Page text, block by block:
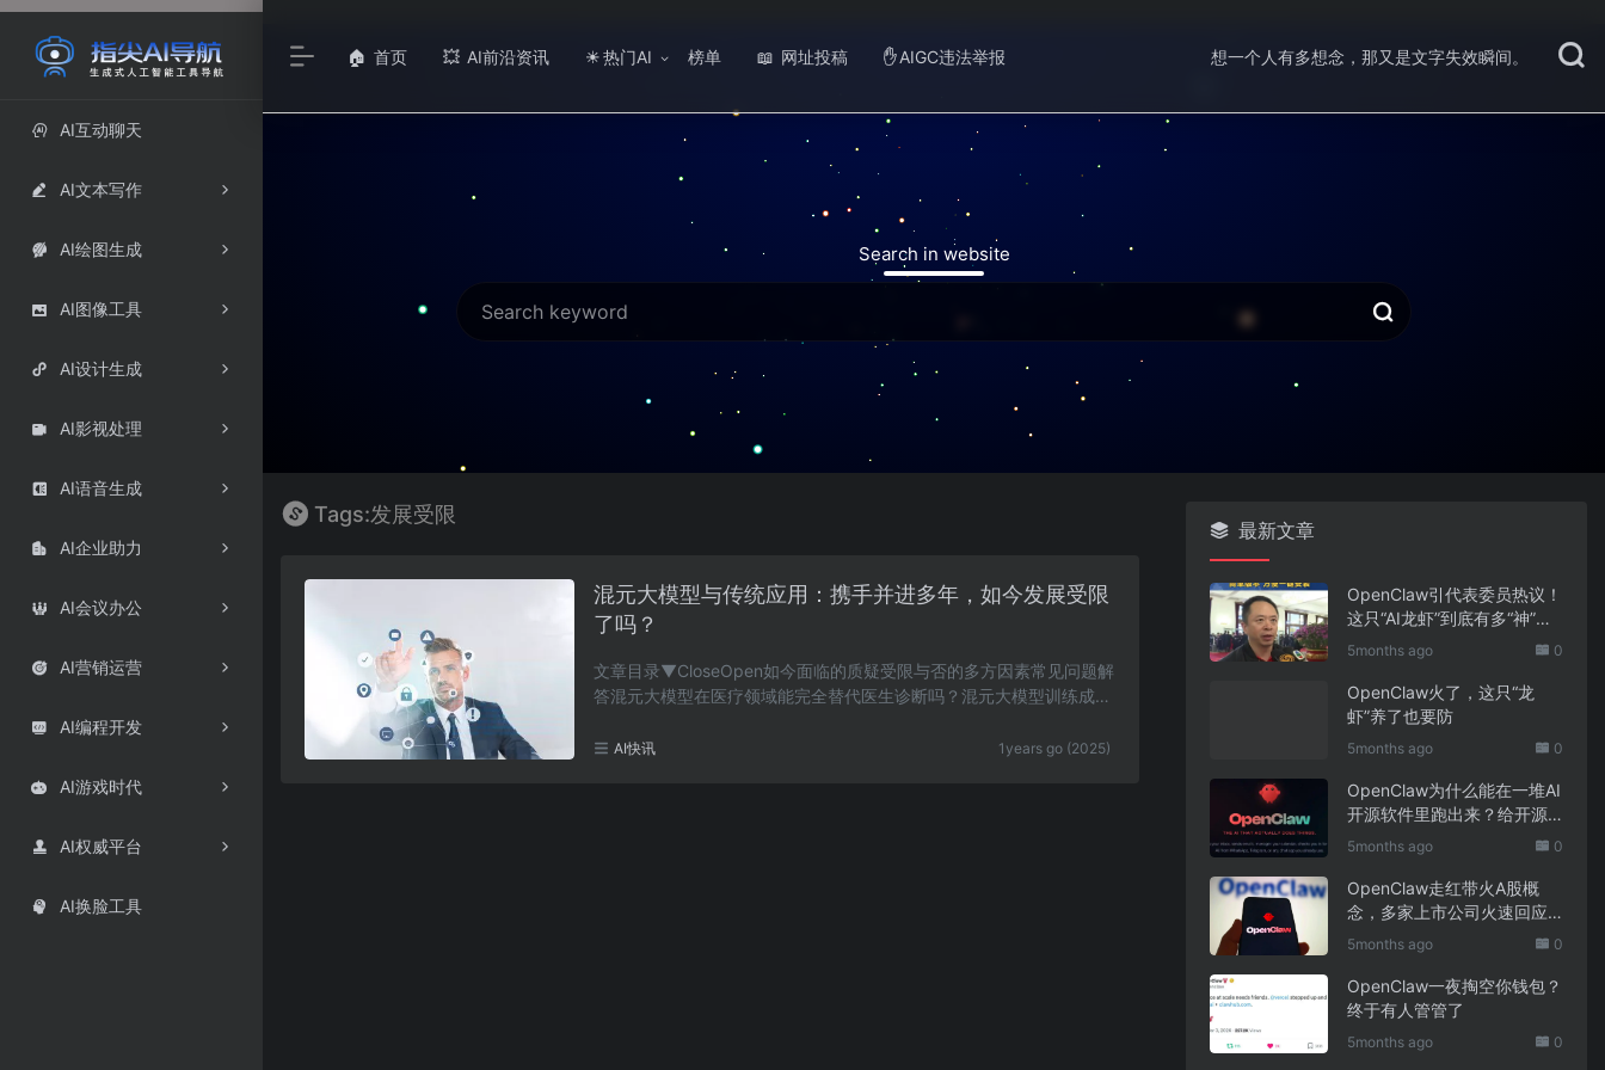
 AI互动聊天
 AI文本写作
 AI绘图生成
 AI图像工具
 AI设计生成
 AI影视处理
 AI语音生成
 AI企业助力
 AI会议办公
 AI营销运营
 AI编程开发
 AI游戏时代
 AI权威平台
 AI换脸工具
🏠 首页 💥 AI前沿资讯 ☀ 热门AI 榜单 📖 网址投稿 ✋ AIGC违法举报 想一个人有多想念，那又是文字失效瞬间。
Search in website
Tags:发展受限
混元大模型与传统应用：携手并进多年，如今发展受限
了吗？
文章目录▼CloseOpen如今面临的质疑受限与否的多方因素常见问题解
答混元大模型在医疗领域能完全替代医生诊断吗？混元大模型训练成本
AI快讯 1years go (2025)
最新文章
OpenClaw引代表委员热议！
这只“AI龙虾”到底有多“神”？
｜科技观察
5months ago 0
OpenClaw火了，这只“龙
虾”养了也要防
5months ago 0
OpenClaw为什么能在一堆AI
开源软件里跑出来？给开源
项目的三点启示
5months ago 0
OpenClaw走红带火A股概
念，多家上市公司火速回应
业务布局
5months ago 0
OpenClaw一夜掏空你钱包？
终于有人管管了
5months ago 0